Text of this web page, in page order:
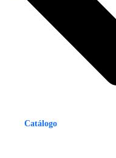
Catálogo